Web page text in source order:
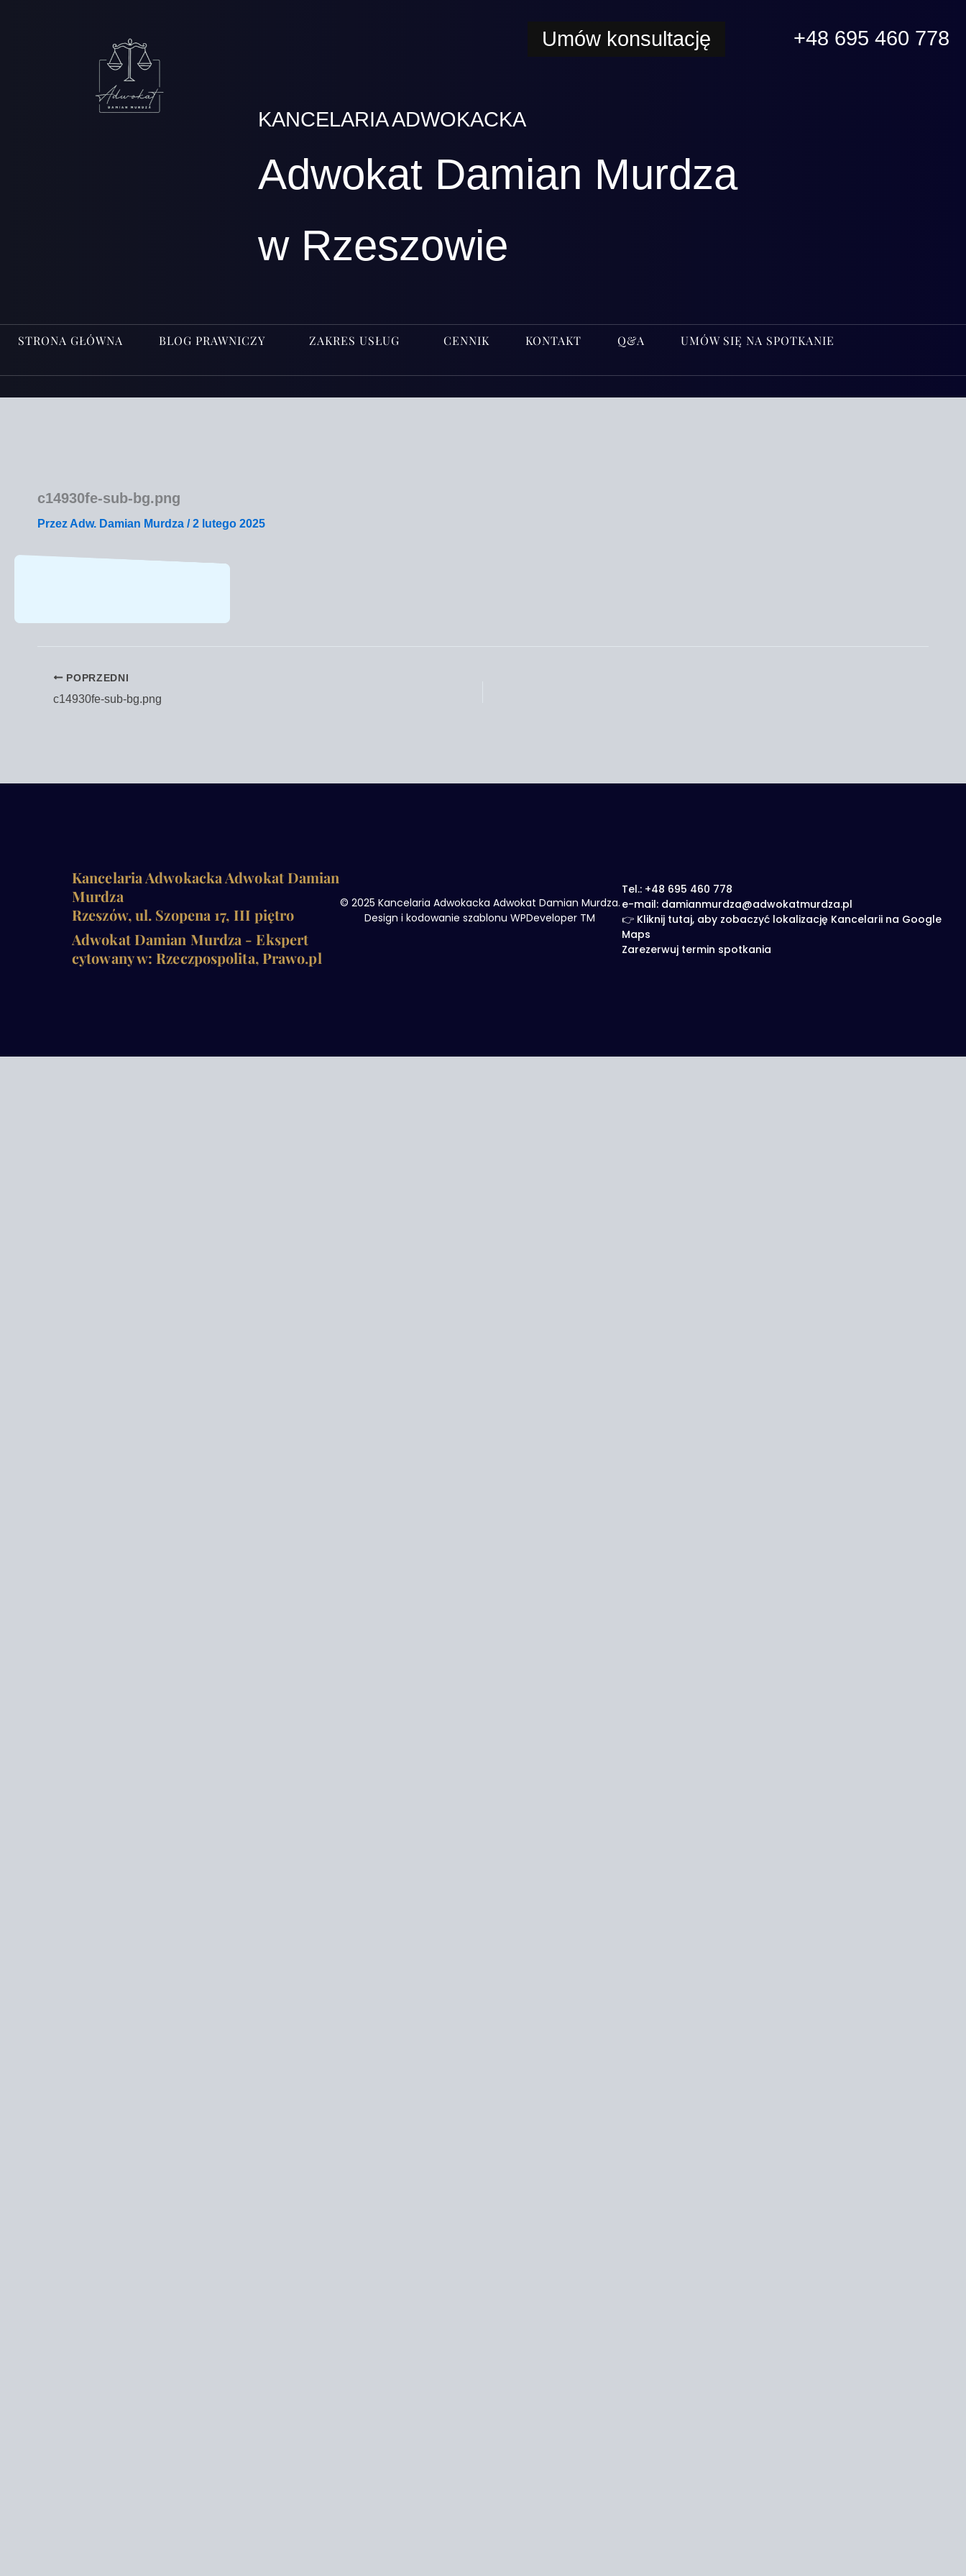
Umów konsultację +48 695 460 778
KANCELARIA ADWOKACKA
Adwokat Damian Murdza
w Rzeszowie
STRONA GŁÓWNA BLOG PRAWNICZY ZAKRES USŁUG CENNIK KONTAKT Q&A UMÓW SIĘ NA SPOTKANIE
c14930fe-sub-bg.png
Przez Adw. Damian Murdza /2 lutego 2025
POPRZEDNI
c14930fe-sub-bg.png
Kancelaria Adwokacka Adwokat Damian
Murdza
Rzeszów, ul. Szopena 17, III piętro
Adwokat Damian Murdza - Ekspert
cytowany w: Rzeczpospolita, Prawo.pl
© 2025 Kancelaria Adwokacka Adwokat Damian Murdza.
Design i kodowanie szablonu WPDeveloper TM
Tel.: +48 695 460 778
e-mail: damianmurdza@adwokatmurdza.pl
👉 Kliknij tutaj, aby zobaczyć lokalizację Kancelarii na Google
Maps
Zarezerwuj termin spotkania